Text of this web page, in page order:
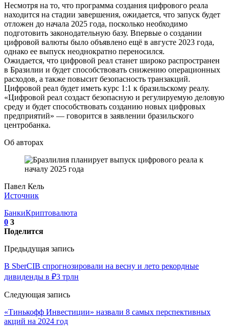
Несмотря на то, что программа создания цифрового реала
находится на стадии завершения, ожидается, что запуск будет
отложен до начала 2025 года, посколько необходимо
подготовить законодательную базу. Впервые о создании
цифровой валюты было объявлено ещё в августе 2023 года,
однако ее выпуск неоднократно переносился.
Ожидается, что цифровой реал станет широко распространен
в Бразилии и будет способствовать снижению операционных
расходов, а также повысит безопасность транзакций.
Цифровой реал будет иметь курс 1:1 к бразильскому реалу.
«Цифровой реал создаст безопасную и регулируемую деловую
среду и будет способствовать созданию новых цифровых
предприятий» — говорится в заявлении бразильского
центробанка.
Об авторах
Павел Кель
Источник
БанкиКриптовалюта
0 3
Поделится
Предыдущая запись
В SberCIB спрогнозировали на весну и лето рекордные
дивиденды в ₽3 трлн
Следующая запись
«Тинькофф Инвестиции» назвали 8 самых перспективных
акций на 2024 год